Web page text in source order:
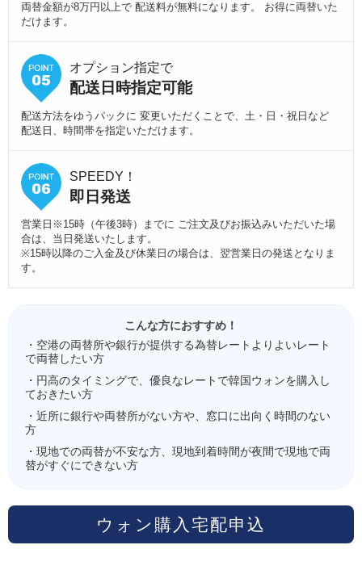
両替金額が8万円以上で 配送料が無料になります。 お得に両替いた
だけます。
オプション指定で
配送日時指定可能
配送方法をゆうパックに 変更いただくことで、土・日・祝日など
配送日、時間帯を指定いただけます。
SPEEDY！
即日発送
営業日※15時（午後3時）までに ご注文及びお振込みいただいた場
合は、当日発送いたします。
※15時以降のご入金及び休業日の場合は、翌営業日の発送となりま
す。
こんな方におすすめ！
・空港の両替所や銀行が提供する為替レートよりよいレート
で両替したい方
・円高のタイミングで、優良なレートで韓国ウォンを購入し
ておきたい方
・近所に銀行や両替所がない方や、窓口に出向く時間のない
方
・現地での両替が不安な方、現地到着時間が夜間で現地で両
替がすぐにできない方
ウォン購入宅配申込